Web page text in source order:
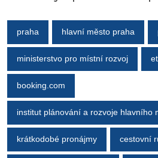
praha hlavní město praha
ministerstvo pro místní rozvoj
booking.com
institut plánování a rozvoje hlavního
krátkodobé pronájmy cestovní